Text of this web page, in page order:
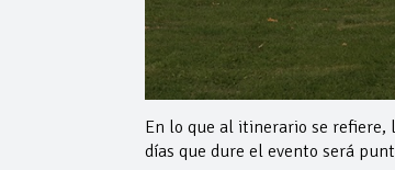
En lo que al itinerario se refiere,
días que dure el evento será